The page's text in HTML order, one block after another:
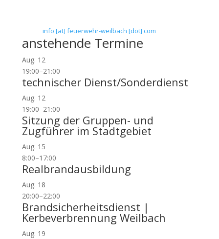
info [at] feuerwehr-weilbach [dot] com
anstehende Termine
Aug. 12
19:00–21:00
technischer Dienst/Sonderdienst
Aug. 12
19:00–21:00
Sitzung der Gruppen- und
Zugführer im Stadtgebiet
Aug. 15
8:00–17:00
Realbrandausbildung
Aug. 18
20:00–22:00
Brandsicherheitsdienst |
Kerbeverbrennung Weilbach
Aug. 19